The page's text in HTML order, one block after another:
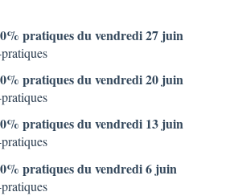
pratiques du vendredi 27 juin
pratiques du vendredi 20 juin
pratiques du vendredi 13 juin
pratiques du vendredi 6 juin